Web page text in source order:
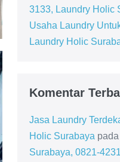
3133, Laundry Holic
Usaha Laundry
Laundry Holic
Komentar
Jasa Laundry
Holic Surabaya pada
Surabaya, 0821-